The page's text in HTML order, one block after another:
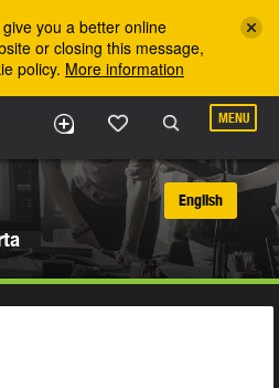
you a better online
or closing this message,
policy. More information
MENU
English